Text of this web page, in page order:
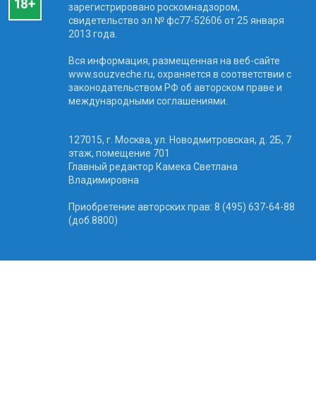
зарегистрировано роскомнадзором,
свидетельство эл № фc77-52606 от 25 января
2013 года.
Вся информация, размещенная на веб-сайте
www.souzveche.ru, охраняется в соответствии с
законодательством РФ об авторском праве и
международными соглашениями.
127015, г. Москва, ул. Новодмитровская, д. 2Б, 7
этаж, помещение 701
Главный редактор Камека Светлана
Владимировна
Приобретение авторских прав: 8 (495) 637-64-88
(доб.8800)